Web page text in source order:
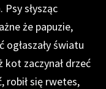
słysząc
że papuzie,
światu
kot zaczynał drzeć
robił się rwetes,